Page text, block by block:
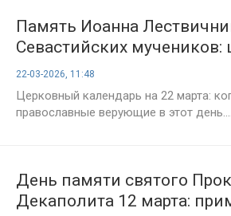
Память Иоанна
Севастийских мучеников:
даты 22 марта
22-03-2026, 11:48
Церковный календарь на 22 марта:
православные верующие в этот день....
День памяти святого
Декаполита 12 марта: